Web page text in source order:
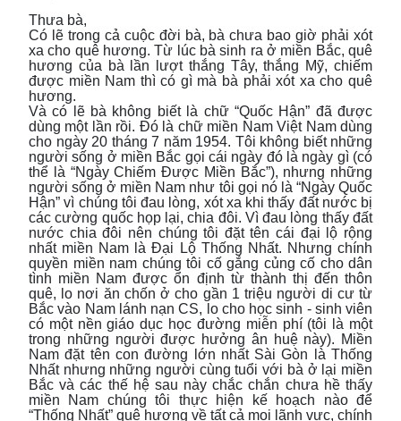
Thưa bà,
Có lẽ trong cả cuộc đời bà, bà chưa bao giờ phải xót
xa cho quê hương. Từ lúc bà sinh ra ở miền Bắc, quê
hương của bà lần lượt thắng Tây, thắng Mỹ, chiếm
được miền Nam thì có gì mà bà phải xót xa cho quê
hương.
Và có lẽ bà không biết là chữ “Quốc Hận” đã được
dùng một lần rồi. Đó là chữ miền Nam Việt Nam dùng
cho ngày 20 tháng 7 năm 1954. Tôi không biết những
người sống ở miền Bắc gọi cái ngày đó là ngày gì (có
thể là “Ngày Chiếm Được Miền Bắc”), nhưng những
người sống ở miền Nam như tôi gọi nó là “Ngày Quốc
Hận” vì chúng tôi đau lòng, xót xa khi thấy đất nước bị
các cường quốc họp lại, chia đôi. Vì đau lòng thấy đất
nước chia đôi nên chúng tôi đặt tên cái đại lộ rộng
nhất miền Nam là Đại Lộ Thống Nhất. Nhưng chính
quyền miền nam chúng tôi cố gắng củng cố cho dân
tình miền Nam được ổn định từ thành thị đến thôn
quê, lo nơi ăn chốn ở cho gần 1 triệu người di cư từ
Bắc vào Nam lánh nạn CS, lo cho học sinh - sinh viên
có một nền giáo dục học đường miễn phí (tôi là một
trong những người được hưởng ân huệ này). Miền
Nam đặt tên con đường lớn nhất Sài Gòn là Thống
Nhất nhưng những người cùng tuổi với bà ở lại miền
Bắc và các thế hệ sau này chắc chắn chưa hề thấy
miền Nam chúng tôi thực hiện kế hoạch nào để
“Thống Nhất” quê hương về tất cả mọi lãnh vực, chính